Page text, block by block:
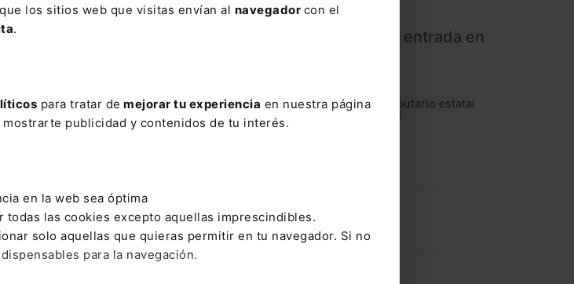
que los sitios web que visitas envían al navegador con el
.
para tratar de mejorar tu experiencia en nuestra página
publicidad y contenidos de tu interés.
en la web sea óptima
todas las cookies excepto aquellas imprescindibles.
solo aquellas que quieras permitir en tu navegador. Si no
para la navegación.
Tasas "Google" y "Tobin": cómo afectará su entrada en
Ambas figuras nuevas impositivas engrosarán el marco tributario estatal
español y entrarán en vigor el próximo 16 de enero de 2021